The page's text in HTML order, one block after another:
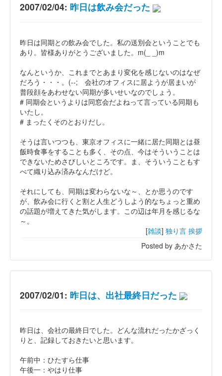
2007/02/04: 昨日は飲み会だった
昨日は同期との飲み会でした。私の送別会ということでも
あり。皆様ありがとうございました。m(_ _)m
なんというか、これまでとあまり変化を感じないのはなぜ
だろう・・・。(--; 会社のオフィスに居ようが居まいが
普段顔をあわせない同期が多いせいなのでしょう。
# 同期会というよりは同窓会だよねって言っている同期も
いたし。
# まったくそのとおりだし。
そうは言いつつも、東京オフィスに一緒に居た同期とは昼
飯時食事をすることも多く、その点、今はそういうことは
できないためさびしいところです。ま、そういうこともす
べて織り込み済みなんだけど。
それにしても、同期は変わらないな～、とか思うのです
が、飲み会に行くと割と人生どうしよう的なちょっと重め
の話題が増えてきた気がします。この辺は年月を感じるな
～。
[雑談] 独り言 挨拶
Posted by あかさた
2007/02/01: 昨日は、出社最終日だった
昨日は、会社の最終日でした。どんな流れだったかざっく
りと、記録しておきたいと思います。
午前中：ひたすら仕事
午後一：やはり仕事